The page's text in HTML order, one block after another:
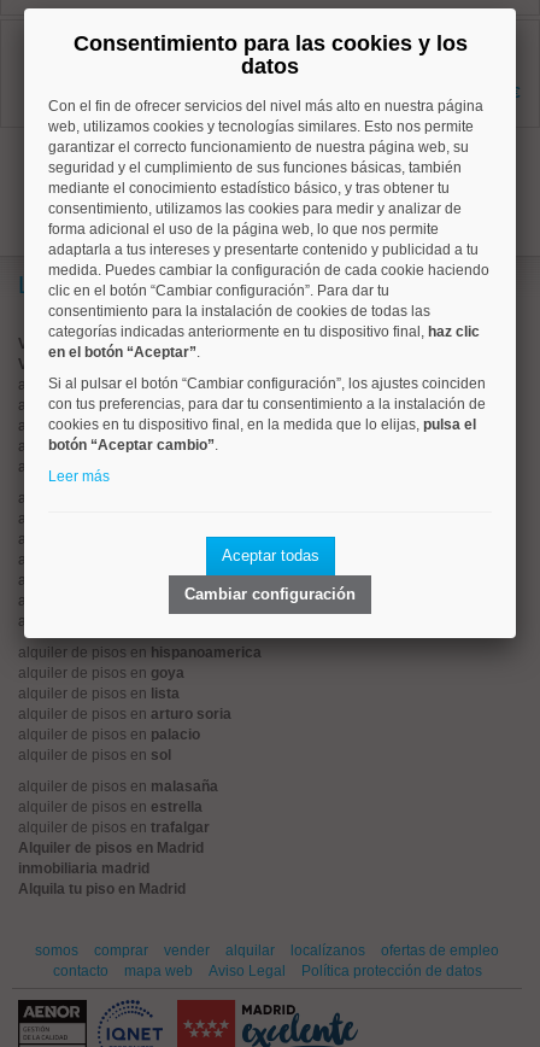
Ref: 50004287
1 baños
1.600 €
1
Lo más buscado
Valorar vivienda online
Vender piso
alquiler de pisos encentro
alquiler de pisos enchamartín
alquiler de pisos enchamberí
alquiler de pisos enciudad lineal
alquiler de pisos en
alquiler de pisos en
alquiler de pisos en
alquiler de pisos en
rios rosas
alquiler de pisos en
alquiler de pisos en
cuatro caminos
alquiler de pisos en
el viso
alquiler de pisos en
alquiler de pisos en hispanoamerica
alquiler de pisos en goya
alquiler de pisos en lista
alquiler de pisos en arturo soria
alquiler de pisos en palacio
alquiler de pisos en sol
alquiler de pisos en malasaña
alquiler de pisos en estrella
alquiler de pisos en trafalgar
Alquiler de pisos en Madrid
inmobiliaria madrid
Alquila tu piso en Madrid
somos comprar vender alquilar localízanos
ofertas de empleo
contacto
mapa web Aviso Legal Política protección de datos
Consentimiento para las cookies y los
datos
Con el fin de ofrecer servicios del nivel más alto en nuestra página
web, utilizamos cookies y tecnologías similares. Esto nos permite
garantizar el correcto funcionamiento de nuestra página web, su
seguridad y el cumplimiento de sus funciones básicas, también
mediante el conocimiento estadístico básico, y tras obtener tu
consentimiento, utilizamos las cookies para medir y analizar de
forma adicional el uso de la página web, lo que nos permite
adaptarla a tus intereses y presentarte contenido y publicidad a tu
medida. Puedes cambiar la configuración de cada cookie haciendo
clic en el botón “Cambiar configuración”. Para dar tu
consentimiento para la instalación de cookies de todas las
categorías indicadas anteriormente en tu dispositivo final, haz clic
en el botón “Aceptar”.
Si al pulsar el botón “Cambiar configuración”, los ajustes coinciden
con tus preferencias, para dar tu consentimiento a la instalación de
cookies en tu dispositivo final, en la medida que lo elijas, pulsa el
botón “Aceptar cambio”.
Leer más
Aceptar todas
Cambiar configuración